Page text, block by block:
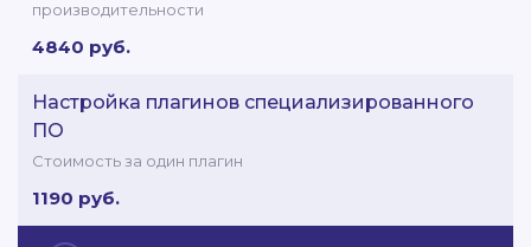
производительности
4840 руб.
Настройка плагинов специализированного
ПО
Стоимость за один плагин
1190 руб.